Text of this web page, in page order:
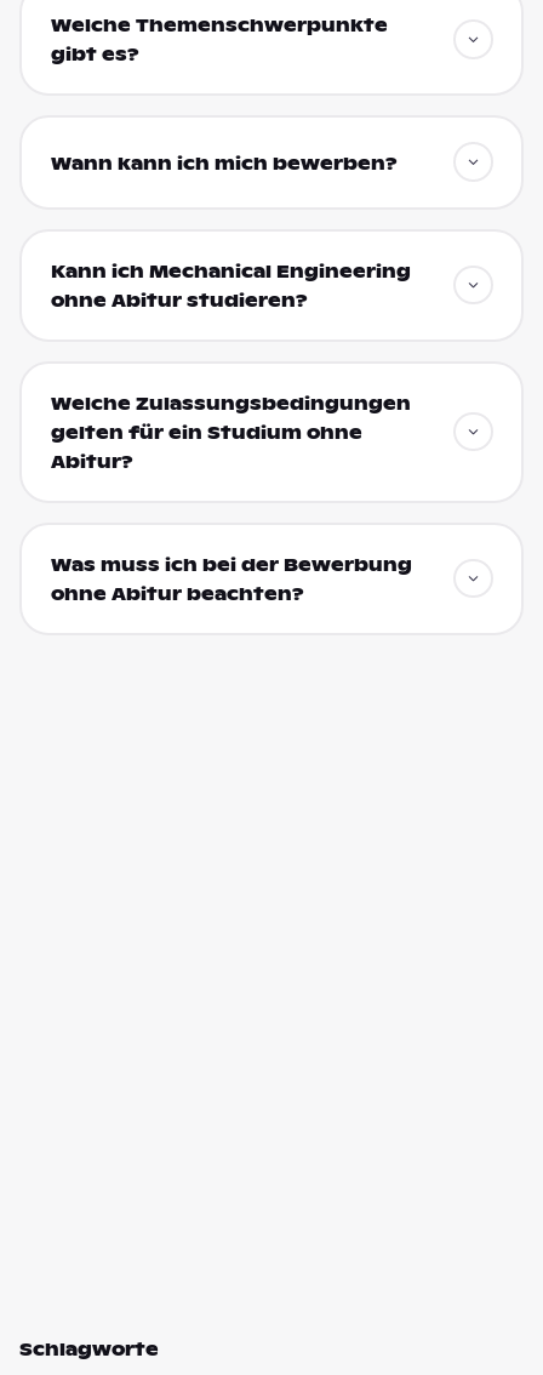
Welche Themenschwerpunkte
gibt es?
Wann kann ich mich bewerben?
Kann ich Mechanical Engineering
ohne Abitur studieren?
Welche Zulassungsbedingungen
gelten für ein Studium ohne
Abitur?
Was muss ich bei der Bewerbung
ohne Abitur beachten?
Schlagworte